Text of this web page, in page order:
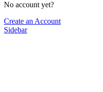
No account yet?
Create an Account
Sidebar